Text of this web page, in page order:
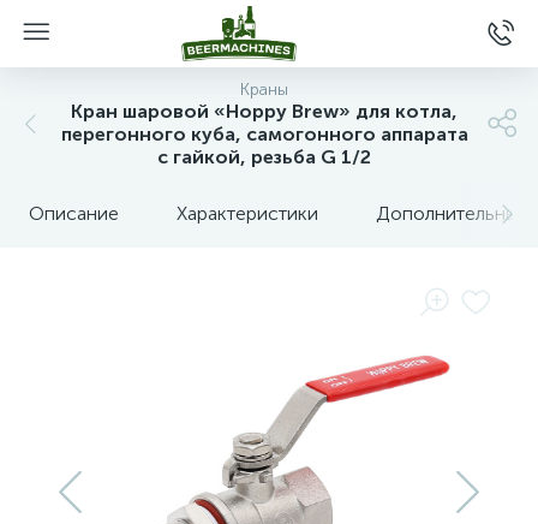
Краны
Кран шаровой «Hoppy Brew» для котла,
перегонного куба, самогонного аппарата
с гайкой, резьба G 1/2
Описание Характеристики Дополнительные